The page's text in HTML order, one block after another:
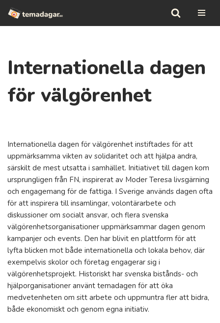
Hoppa
Internationella dagen
för välgörenhet
Internationella dagen för välgörenhet instiftades för att
uppmärksamma vikten av solidaritet och att hjälpa andra,
särskilt de mest utsatta i samhället. Initiativet till dagen kom
ursprungligen från FN, inspirerat av Moder Teresa livsgärning
och engagemang för de fattiga. I Sverige används dagen ofta
för att inspirera till insamlingar, volontärarbete och
diskussioner om socialt ansvar, och flera svenska
välgörenhetsorganisationer uppmärksammar dagen genom
kampanjer och events. Den har blivit en plattform för att
lyfta blicken mot både internationella och lokala behov, där
exempelvis skolor och företag engagerar sig i
välgörenhetsprojekt. Historiskt har svenska bistånds- och
hjälporganisationer använt temadagen för att öka
medvetenheten om sitt arbete och uppmuntra fler att bidra,
både ekonomiskt och genom egna initiativ.